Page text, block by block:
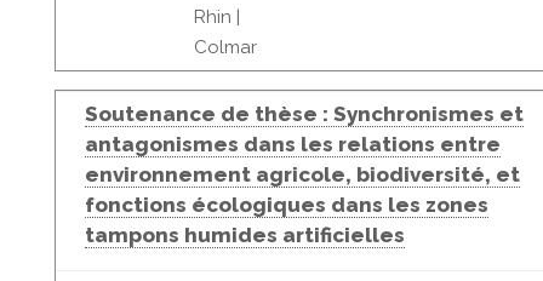
Rhin |
Colmar
Soutenance de thèse : Synchronismes et
antagonismes dans les relations entre
environnement agricole, biodiversité, et
fonctions écologiques dans les zones
tampons humides artificielles